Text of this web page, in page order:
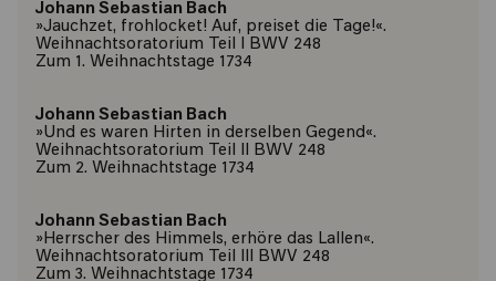
Johann Sebastian Bach
»Jauchzet, frohlocket! Auf, preiset die Tage!«.
Weihnachtsoratorium Teil I BWV 248
Zum 1. Weihnachtstage 1734
Johann Sebastian Bach
»Und es waren Hirten in derselben Gegend«.
Weihnachtsoratorium Teil II BWV 248
Zum 2. Weihnachtstage 1734
Johann Sebastian Bach
»Herrscher des Himmels, erhöre das Lallen«.
Weihnachtsoratorium Teil III BWV 248
Zum 3. Weihnachtstage 1734